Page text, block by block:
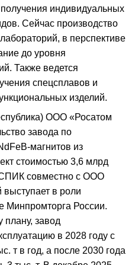
индивидуальных
Сейчас производство
в перспективе
до уровня
Также ведется
спецсплавов и
изделий.
ООО «Росатом
завода по
магнитов из
стоимостью 3,6 млрд
СПИК совместно с ООО
в роли
Минпромторга России.
плану, завод
в 2028 году с
т в год, а после 2030 года